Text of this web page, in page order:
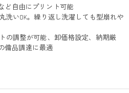
ど自由にプリント可能
洗いOK。繰り返し洗濯しても型崩れや
の調整が可能、卸価格設定、納期厳
備品調達に最適